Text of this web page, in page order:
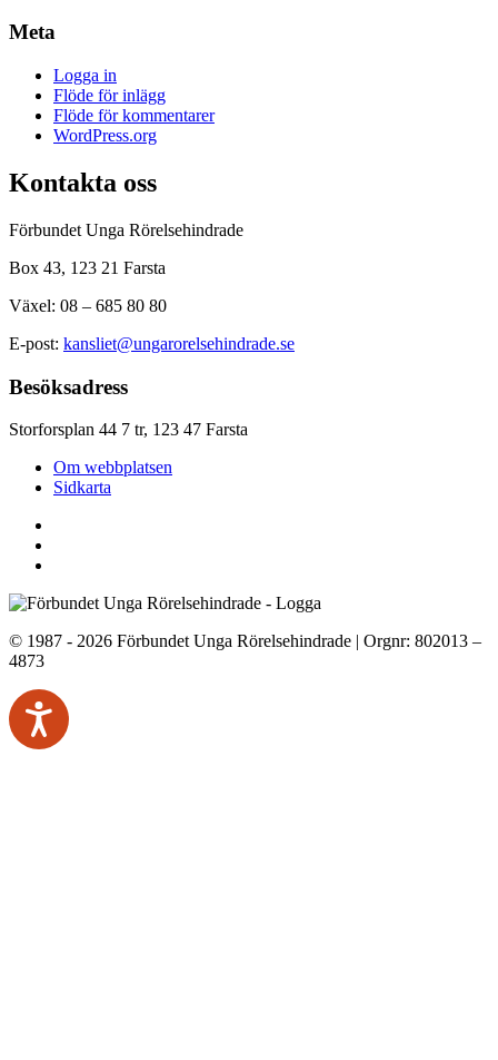
Meta
Logga in
Flöde för inlägg
Flöde för kommentarer
WordPress.org
Kontakta oss
Förbundet Unga Rörelsehindrade
Box 43, 123 21 Farsta
Växel: 08 – 685 80 80
E-post: kansliet@ungarorelsehindrade.se
Besöksadress
Storforsplan 44 7 tr, 123 47 Farsta
Om webbplatsen
Sidkarta
© 1987 - 2026 Förbundet Unga Rörelsehindrade | Orgnr: 802013 –
4873